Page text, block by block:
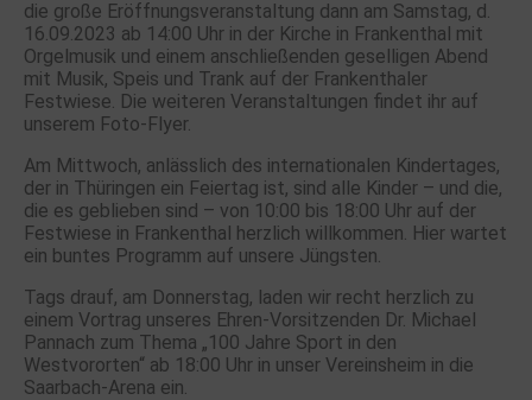
die große Eröffnungsveranstaltung dann am Samstag, d.
16.09.2023 ab 14:00 Uhr in der Kirche in Frankenthal mit
Orgelmusik und einem anschließenden geselligen Abend
mit Musik, Speis und Trank auf der Frankenthaler
Festwiese. Die weiteren Veranstaltungen findet ihr auf
unserem Foto-Flyer.
Am Mittwoch, anlässlich des internationalen Kindertages,
der in Thüringen ein Feiertag ist, sind alle Kinder – und die,
die es geblieben sind – von 10:00 bis 18:00 Uhr auf der
Festwiese in Frankenthal herzlich willkommen. Hier wartet
ein buntes Programm auf unsere Jüngsten.
Tags drauf, am Donnerstag, laden wir recht herzlich zu
einem Vortrag unseres Ehren-Vorsitzenden Dr. Michael
Pannach zum Thema „100 Jahre Sport in den
Westvororten“ ab 18:00 Uhr in unser Vereinsheim in die
Saarbach-Arena ein.